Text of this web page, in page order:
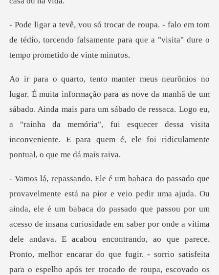
lo em tom
de tédio, torcendo falsamente para que
ã de um
sábado. Ainda mais para um sábado de ressaca. Logo eu,
a "rainha da memória", fui esquecer
nsana curiosidade em saber por onde a vítima
dele andava. E acabou encontrando, ao que parece.
Pronto, melhor encarar do que fugir. - sorrio satisfeita
para o espelho após